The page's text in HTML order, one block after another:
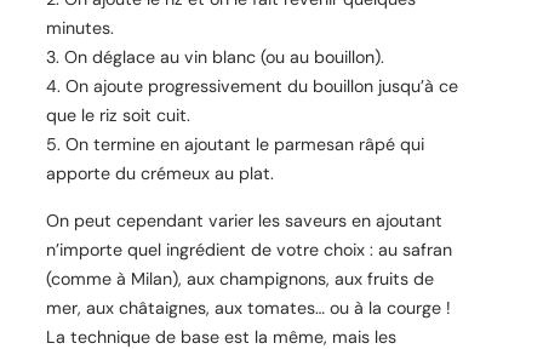
minutes.
On déglace au vin blanc (ou au bouillon).
On ajoute progressivement du bouillon jusqu’à ce
que le riz soit cuit.
On termine en ajoutant le parmesan râpé qui
apporte du crémeux au plat.
On peut cependant varier les saveurs en ajoutant
n’importe quel ingrédient de votre choix : au safran
(comme à Milan), aux champignons, aux fruits de
mer, aux châtaignes, aux tomates… ou à la courge !
La technique de base est la même, mais les